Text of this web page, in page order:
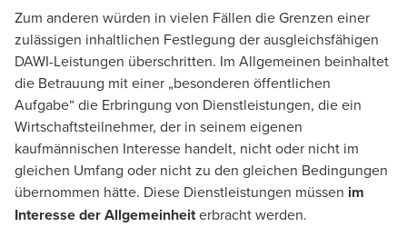
Zum anderen würden in vielen Fällen die Grenzen einer
zulässigen inhaltlichen Festlegung der ausgleichsfähigen
DAWI-Leistungen überschritten. Im Allgemeinen beinhaltet
die Betrauung mit einer „besonderen öffentlichen
Aufgabe“ die Erbringung von Dienstleistungen, die ein
Wirtschaftsteilnehmer, der in seinem eigenen
kaufmännischen Interesse handelt, nicht oder nicht im
gleichen Umfang oder nicht zu den gleichen Bedingungen
übernommen hätte. Diese Dienstleistungen müssen im
Interesse der Allgemeinheiterbracht werden.